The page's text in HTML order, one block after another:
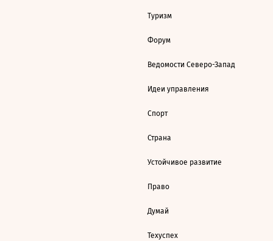
Туризм
Форум
Ведомости Северо-Запад
Идеи управления
Спорт
Страна
Устойчивое развитие
Право
Думай
Техуспех